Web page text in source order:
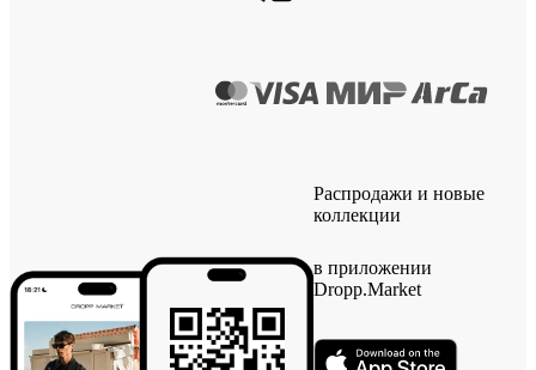
Распродажи и новые
коллекции
в приложении
Dropp.Market